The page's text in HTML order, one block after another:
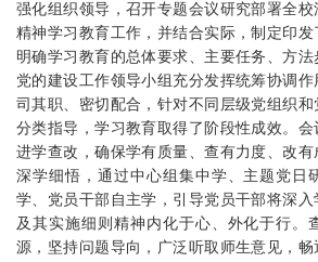
强化组织领导，召开专题会议研究部署全
精神学习教育工作，并结合实际，制定印发
明确学习教育的总体要求、主要任务、方
党的建设工作领导小组充分发挥统筹协调
司其职、密切配合，针对不同层级党组织
分类指导，学习教育取得了阶段性成效。
进学查改，确保学有质量、查有力度、改
深学细悟，通过中心组集中学、主题党日
学、党员干部自主学，引导党员干部将深
及其实施细则精神内化于心、外化于行。
源，坚持问题导向，广泛听取师生意见，